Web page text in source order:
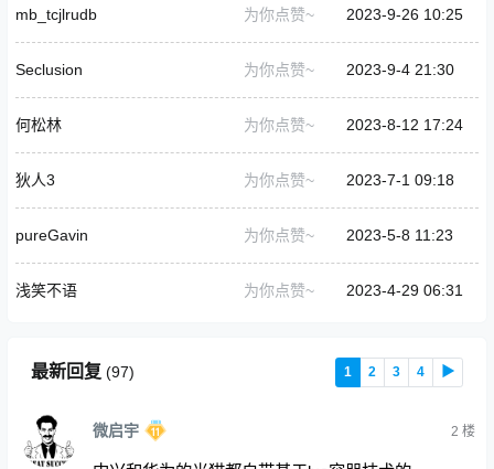
mb_tcjlrudb 为你点赞~ 2023-9-26 10:25
Seclusion 为你点赞~ 2023-9-4 21:30
何松林 为你点赞~ 2023-8-12 17:24
狄人3 为你点赞~ 2023-7-1 09:18
pureGavin 为你点赞~ 2023-5-8 11:23
浅笑不语 为你点赞~ 2023-4-29 06:31
最新回复 (97) 1 2 3 4 ▶
微启宇 2 楼